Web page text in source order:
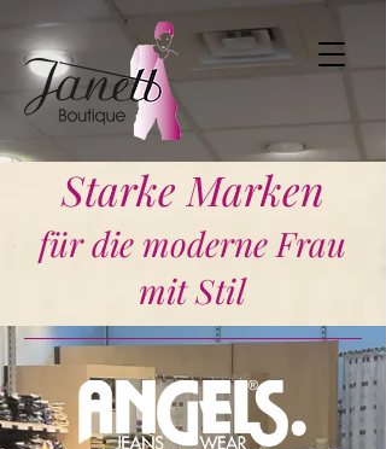
Starke Marken
für die moderne Frau
mit Stil